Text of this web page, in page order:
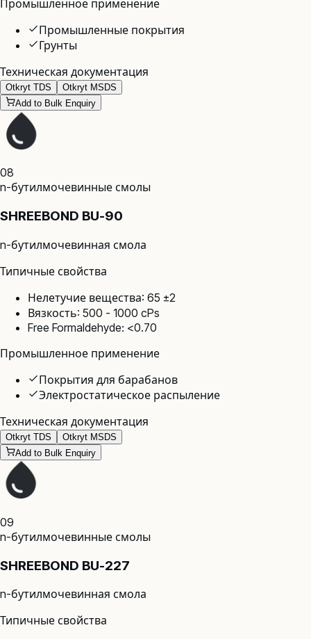
Промышленное применение
Промышленные покрытия
Грунты
Техническая документация
Otkryt TDS
Otkryt MSDS
Add to Bulk Enquiry
08
n-бутилмочевинные смолы
SHREEBOND BU-90
n-бутилмочевинная смола
Типичные свойства
Нелетучие вещества: 65 ±2
Вязкость: 500 - 1000 cPs
Free Formaldehyde: <0.70
Промышленное применение
Покрытия для барабанов
Электростатическое распыление
Техническая документация
Otkryt TDS
Otkryt MSDS
Add to Bulk Enquiry
09
n-бутилмочевинные смолы
SHREEBOND BU-227
n-бутилмочевинная смола
Типичные свойства